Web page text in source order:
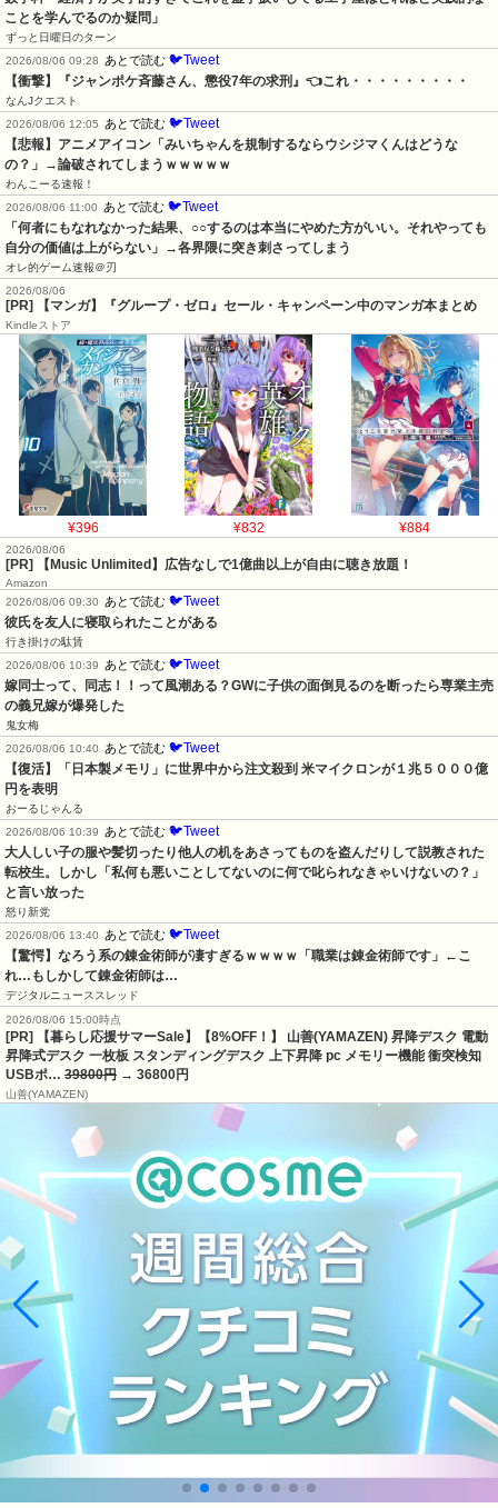
ことを学んでるのか疑問」
ずっと日曜日のターン
2026/08/06 09:28
あとで読む 🐦Tweet
【衝撃】『ジャンポケ斉藤さん、懲役7年の求刑』👈これ・・・・・・・・・
なんJクエスト
2026/08/06 12:05
あとで読む 🐦Tweet
【悲報】アニメアイコン「みいちゃんを規制するならウシジマくんはどうな
の？」→論破されてしまうｗｗｗｗｗ
わんこーる速報！
2026/08/06 11:00
あとで読む 🐦Tweet
「何者にもなれなかった結果、○○するのは本当にやめた方がいい。それやっても
自分の価値は上がらない」→各界隈に突き刺さってしまう
オレ的ゲーム速報＠刃
2026/08/06
[PR] 【マンガ】『グループ・ゼロ』セール・キャンペーン中のマンガ本まとめ
Kindleストア
¥396 ¥832 ¥884
2026/08/06
[PR] 【Music Unlimited】広告なしで1億曲以上が自由に聴き放題！
Amazon
2026/08/06 09:30 あとで読む 🐦Tweet
彼氏を友人に寝取られたことがある
行き掛けの駄賃
2026/08/06 10:39 あとで読む 🐦Tweet
嫁同士って、同志！！って風潮ある？GWに子供の面倒見るのを断ったら専業主売
の義兄嫁が爆発した
鬼女梅
2026/08/06 10:40 あとで読む 🐦Tweet
【復活】「日本製メモリ」に世界中から注文殺到 米マイクロンが１兆５０００億
円を表明
おーるじゃんる
2026/08/06 10:39 あとで読む 🐦Tweet
大人しい子の服や髪切ったり他人の机をあさってものを盗んだりして説教された
転校生。しかし「私何も悪いことしてないのに何で叱られなきゃいけないの？」
と言い放った
怒り新党
2026/08/06 13:40 あとで読む 🐦Tweet
【驚愕】なろう系の錬金術師が凄すぎるｗｗｗｗ「職業は錬金術師です」←こ
れ…もしかして錬金術師は…
デジタルニューススレッド
2026/08/06 15:00時点
[PR] 【暮らし応援サマーSale】【8%OFF！】 山善(YAMAZEN) 昇降デスク 電動
昇降式デスク 一枚板 スタンディングデスク 上下昇降 pc メモリー機能 衝突検知
USBポ… 39800円 → 36800円
山善(YAMAZEN)